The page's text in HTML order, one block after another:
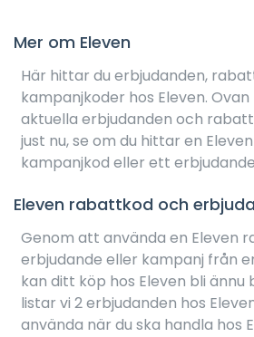
Mer om Eleven
Här hittar du erbjudanden,
kampanjkoder hos Eleven.
aktuella erbjudanden och
just nu, se om du hittar en
kampanjkod eller ett
Eleven rabattkod och
Genom att använda en Eleven
erbjudande eller kampanj från
kan ditt köp hos Eleven bli ännu
listar vi 2 erbjudanden hos
använda när du ska handla hos